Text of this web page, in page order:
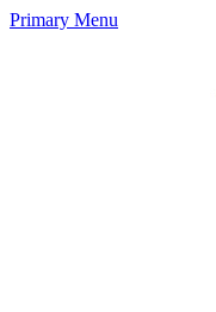
Primary Menu